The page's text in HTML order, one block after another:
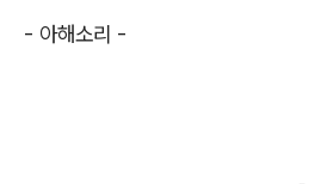
- 아해소리 -